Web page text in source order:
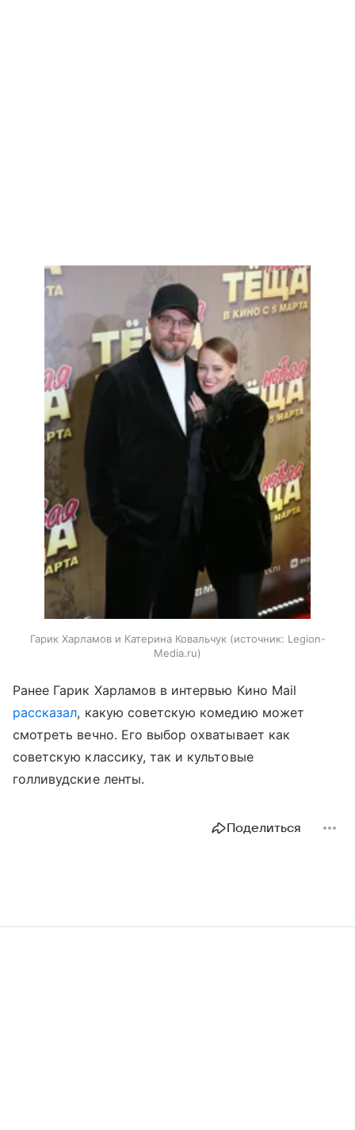
Гарик Харламов и Катерина Ковальчук источник: Legion-
Media.ru
Ранее Гарик Харламов в интервью Кино Mail
рассказал, какую советскую комедию может
смотреть вечно. Его выбор охватывает как
советскую классику, так и культовые
голливудские ленты.
Поделиться